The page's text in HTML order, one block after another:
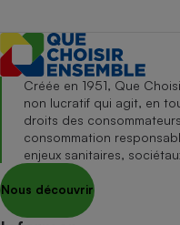
Créée en 1951, Que
non lucratif qui agit, en
droits des
consommation
enjeux sanitaires,
Nous découvrir